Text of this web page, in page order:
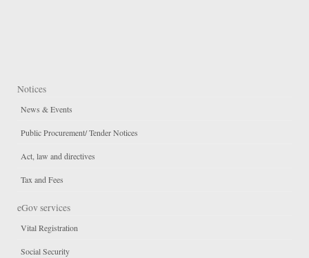
Notices
News & Events
Public Procurement/ Tender Notices
Act, law and directives
Tax and Fees
eGov services
Vital Registration
Social Security